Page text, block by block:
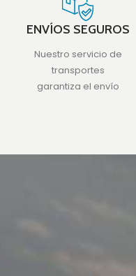
ENVÍOS SEGUROS
Nuestro servicio de
transportes
garantiza el envío